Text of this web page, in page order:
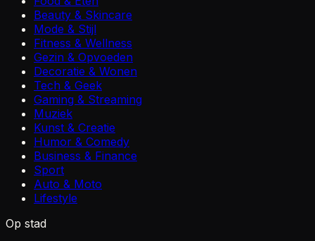
Beauty & Skincare
Mode & Stijl
Fitness & Wellness
Gezin & Opvoeden
Decoratie & Wonen
Tech & Geek
Gaming & Streaming
Muziek
Kunst & Creatie
Humor & Comedy
Business & Finance
Sport
Auto & Moto
Lifestyle
Op stad